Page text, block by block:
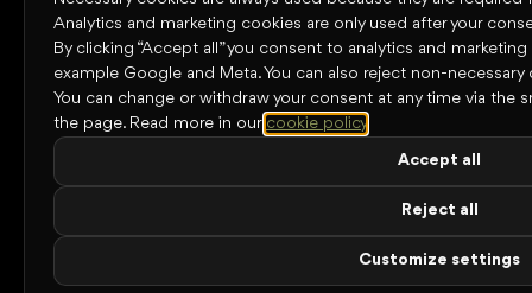
Analytics and marketing cookies are only used after your
By clicking “Accept all” you consent to analytics and
example Google and Meta. You can also reject non-
You can change or withdraw your consent at any time via
the page. Read more in our cookie policy
Accept all
Reject all
Customize settings